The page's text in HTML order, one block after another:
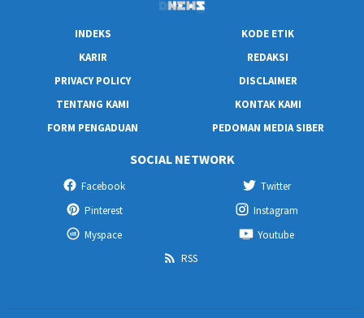
INDEKS
KODE ETIK
KARIR
REDAKSI
PRIVACY POLICY
DISCLAIMER
TENTANG KAMI
KONTAK KAMI
FORM PENGADUAN
PEDOMAN MEDIA SIBER
SOCIAL NETWORK
Facebook
Twitter
Pinterest
Instagram
Myspace
Youtube
RSS